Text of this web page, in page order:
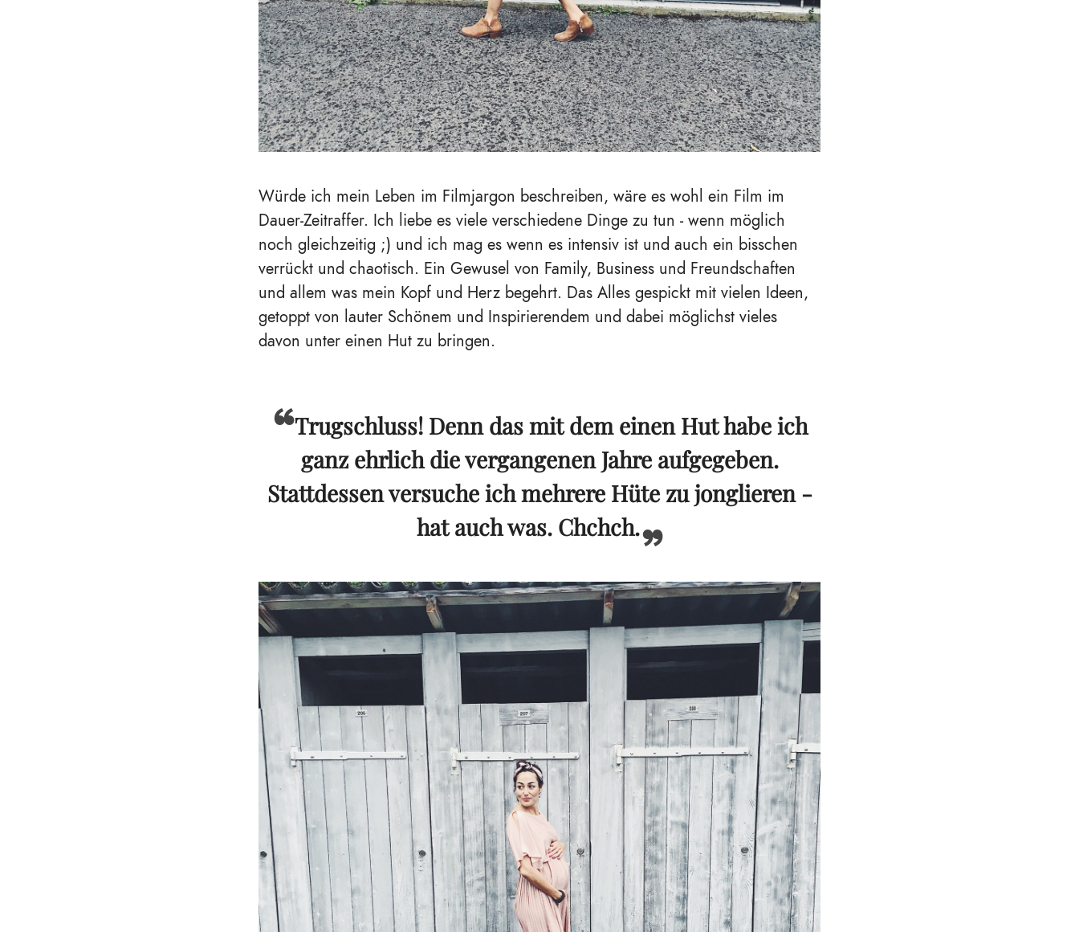
Würde ich mein Leben im Filmjargon beschreiben, wäre es wohl ein Film im
Dauer-Zeitraffer. Ich liebe es viele verschiedene Dinge zu tun - wenn möglich
noch gleichzeitig ;) und ich mag es wenn es intensiv ist und auch ein bisschen
verrückt und chaotisch. Ein Gewusel von Family, Business und Freundschaften
und allem was mein Kopf und Herz begehrt. Das Alles gespickt mit vielen Ideen,
getoppt von lauter Schönem und Inspirierendem und dabei möglichst vieles
davon unter einen Hut zu bringen.
Trugschluss! Denn das mit dem einen Hut habe ich
ganz ehrlich die vergangenen Jahre aufgegeben.
Stattdessen versuche ich mehrere Hüte zu jonglieren -
hat auch was. Chchch.